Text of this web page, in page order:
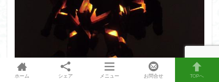
ホーム シェア メニュー お問合せ TOPへ